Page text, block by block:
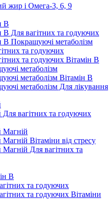
жир і Омега-3, 6, 9
B
B Для вагітних та годуючих
B Покращуючі метаболізм
та годуючих
та годуючих Вітамін B
метаболізм
метаболізм Вітамін B
метаболізм Для лікування
вагітних та годуючих
Магній
Вітаміни від стресу
Для вагітних та
B
та годуючих
та годуючих Вітаміни